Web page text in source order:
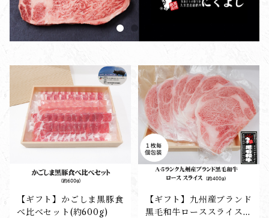
【ギフト】かごしま黒豚食
べ比べセット(約600g)
【ギフト】九州産ブランド
黒毛和牛ローススライス